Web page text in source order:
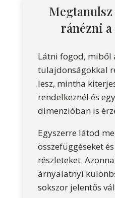
ránézni
Látni fogod, miből
tulajdonságokkal
lesz, mintha
rendelkeznél és
dimenzióban is
Egyszerre látod
összefüggéseket
részleteket.
árnyalatnyi
sokszor jelentős